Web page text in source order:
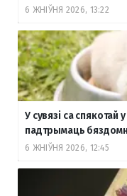
6 ЖНІЎНЯ 2026, 13:22
У сувязі са
падтрымаць
6 ЖНІЎНЯ 2026, 12:45